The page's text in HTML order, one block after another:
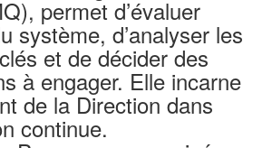
permet d’évaluer
système, d’analyser les
et de décider des
à engager. Elle incarne
de la Direction dans
continue.